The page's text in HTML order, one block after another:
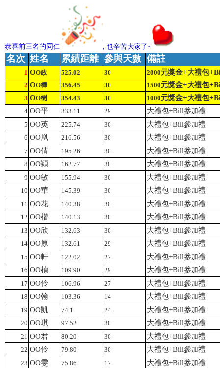
恭喜前三名的同仁 , 也辛苦大家了~
名次 姓名 累績距離 參與天數 備註
1 OO政 525.02 30 2000元獎金+大禮包
2 OO樺 356.45 30 1500元獎金+大禮包
3 OO樹 354.43 30 1000元獎金+大禮包
4 OO平 333.11 29 大禮包+Bill參加禮
5 OO英 225.74 30 大禮包+Bill參加禮
6 OO凰 216.56 30 大禮包+Bill參加禮
7 OO倩 195.26 30 大禮包+Bill參加禮
8 OO穎 162.77 30 大禮包+Bill參加禮
9 OO敏 155.94 30 大禮包+Bill參加禮
10 OO華 145.39 30 大禮包+Bill參加禮
11 OO花 140.38 30 大禮包+Bill參加禮
12 OO楷 140.13 30 大禮包+Bill參加禮
13 OO欣 132.63 30 大禮包+Bill參加禮
14 OO原 132.61 29 大禮包+Bill參加禮
15 OO軒 122.02 27 大禮包+Bill參加禮
16 OO楨 109.90 29 大禮包+Bill參加禮
17 OO伶 106.96 27 大禮包+Bill參加禮
18 OO翰 103.36 14 大禮包+Bill參加禮
19 OO凱 74.1 24 大禮包+Bill參加禮
20 OO琪 97.52 30 大禮包+Bill參加禮
21 OO君 80.20 30 大禮包+Bill參加禮
22 OO伶 79.80 30 大禮包+Bill參加禮
23 OO雯 75.86 17 大禮包+Bill參加禮